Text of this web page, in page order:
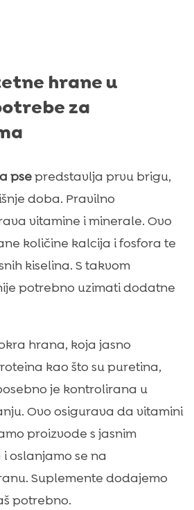
hrane u
za
psepredstavlja prvu brigu,
doba. Pravilno
vitamine i minerale. Ovo
količine kalcija i fosfora te
kiselina. S takvom
potrebno uzimati dodatne
hrana, koja jasno
kao što su puretina,
je kontrolirana u
Ovo osigurava da vitamini
proizvode s jasnim
oslanjamo se na
Suplemente dodajemo
potrebno.